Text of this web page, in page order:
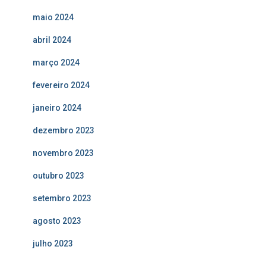
maio 2024
abril 2024
março 2024
fevereiro 2024
janeiro 2024
dezembro 2023
novembro 2023
outubro 2023
setembro 2023
agosto 2023
julho 2023